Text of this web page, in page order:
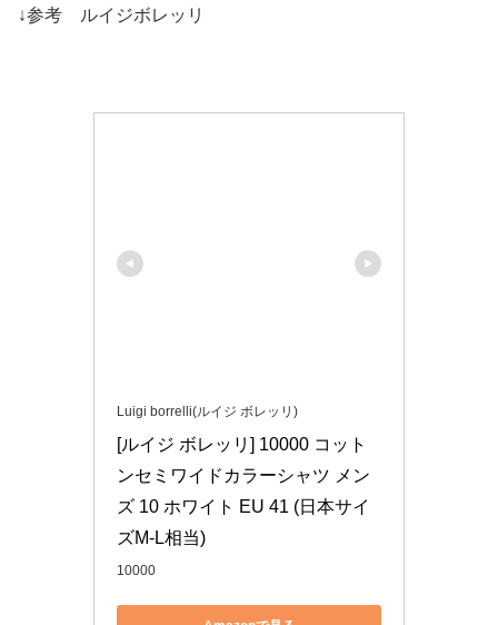
↓参考 ルイジボレッリ
Luigi borrelli(ルイジ ボレッリ)
[ルイジ ボレッリ] 10000 コット
ンセミワイドカラーシャツ メン
ズ 10 ホワイト EU 41 (日本サイ
ズM-L相当)
10000